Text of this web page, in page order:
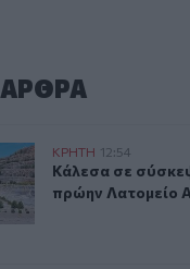
AΡΘΡΑ
για το πρώην
ΚΡΗΤΗ 12:54
Κάλεσα σε
Κάλεσα σε
πρώην Λατομείο